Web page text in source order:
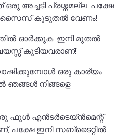
ഒരു അച്ചടി പ്രശ്നമല്ല, പക്ഷേ
സൈസ് കൂടുതൽ വേണം!
ഓർക്കുക, ഇനി മുതൽ
കൂടിയവരാണ്!
ഒരു കാര്യം
ഞങ്ങൾ നിങ്ങളെ
ഒരു ഫുൾ എൻടർടെയ്ൻമെന്റ്
പക്ഷേ ഇനി സബ്ടൈറ്റിൽ